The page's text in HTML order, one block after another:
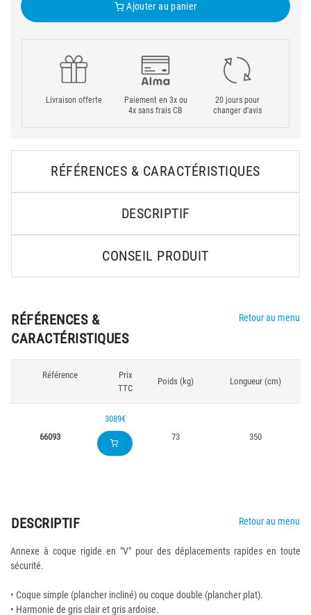
Ajouter au panier
Livraison offerte
Paiement en 3x ou
4x sans frais CB
20 jours pour
changer d'avis
RÉFÉRENCES & CARACTÉRISTIQUES
DESCRIPTIF
CONSEIL PRODUIT
RÉFÉRENCES &
CARACTÉRISTIQUES
Retour au menu
Référence
Prix
TTC
Poids (kg) Longueur (cm)
66093
3089€
73
350
DESCRIPTIF Retour au menu
Annexe à coque rigide en "V" pour des déplacements rapides en toute
sécurité.
• Coque simple (plancher incliné) ou coque double (plancher plat).
• Harmonie de gris clair et gris ardoise.